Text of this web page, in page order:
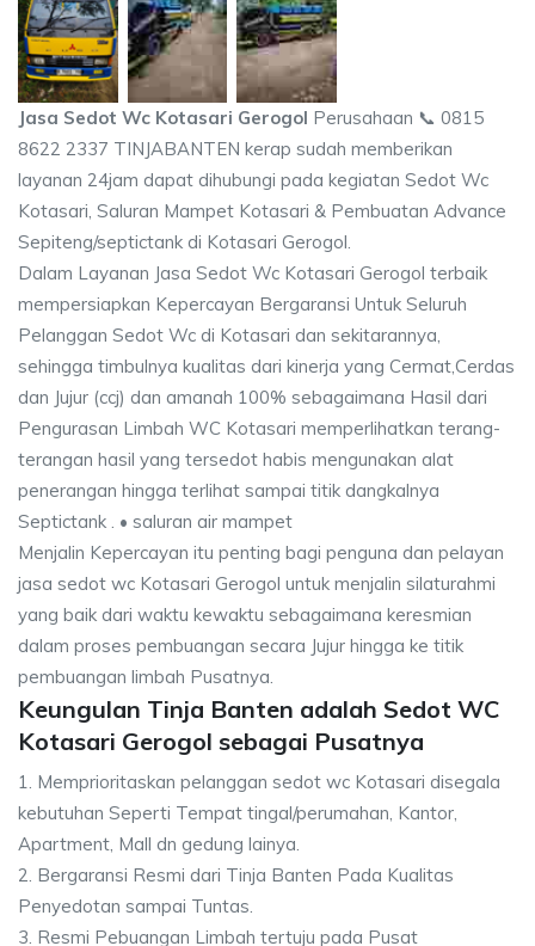
Jasa Sedot Wc Kotasari Gerogol Perusahaan 📞 0815
8622 2337 TINJABANTEN kerap sudah memberikan
layanan 24jam dapat dihubungi pada kegiatan Sedot Wc
Kotasari, Saluran Mampet Kotasari & Pembuatan Advance
Sepiteng/septictank di Kotasari Gerogol.
Dalam Layanan Jasa Sedot Wc Kotasari Gerogol terbaik
mempersiapkan Kepercayan Bergaransi Untuk Seluruh
Pelanggan Sedot Wc di Kotasari dan sekitarannya,
sehingga timbulnya kualitas dari kinerja yang Cermat,Cerdas
dan Jujur (ccj) dan amanah 100% sebagaimana Hasil dari
Pengurasan Limbah WC Kotasari memperlihatkan terang-
terangan hasil yang tersedot habis mengunakan alat
penerangan hingga terlihat sampai titik dangkalnya
Septictank . • saluran air mampet
Menjalin Kepercayan itu penting bagi penguna dan pelayan
jasa sedot wc Kotasari Gerogol untuk menjalin silaturahmi
yang baik dari waktu kewaktu sebagaimana keresmian
dalam proses pembuangan secara Jujur hingga ke titik
pembuangan limbah Pusatnya.
Keungulan Tinja Banten adalah Sedot WC
Kotasari Gerogol sebagai Pusatnya
1. Memprioritaskan pelanggan sedot wc Kotasari disegala
kebutuhan Seperti Tempat tingal/perumahan, Kantor,
Apartment, Mall dn gedung lainya.
2. Bergaransi Resmi dari Tinja Banten Pada Kualitas
Penyedotan sampai Tuntas.
3. Resmi Pebuangan Limbah tertuju pada Pusat